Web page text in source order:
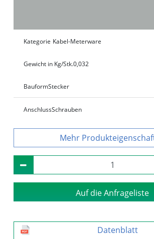
Kategorie Kabel-Meterware
Gewicht in Kg/Stk.0,032
BauformStecker
AnschlussSchrauben
Auf die Anfrageliste
Datenblatt